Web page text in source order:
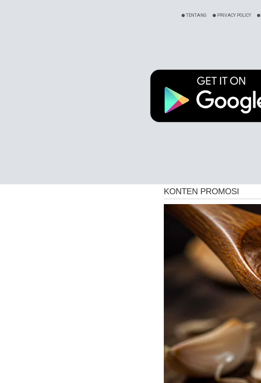
TENTANG PRIVACY POLICY